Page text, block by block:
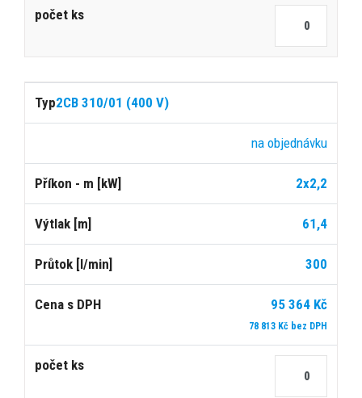
2CB 310/01 (400 V)
na objednávku
2x2,2
61,4
300
95 364 Kč
78 813 Kč bez DPH